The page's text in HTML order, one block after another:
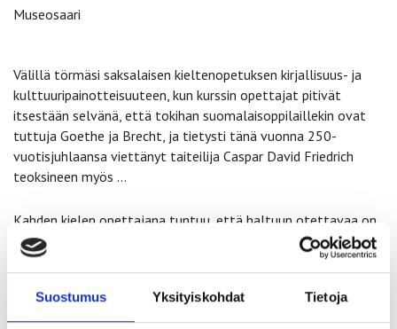
Suostumus Yksityiskohdat Tietoja
Museosaari
Välillä törmäsi saksalaisen kieltenopetuksen kirjallisuus- ja
kulttuuripainotteisuuteen, kun kurssin opettajat pitivät
itsestään selvänä, että tokihan suomalaisoppilaillekin ovat
tuttuja Goethe ja Brecht, ja tietysti tänä vuonna 250-
vuotisjuhlaansa viettänyt taiteilija Caspar David Friedrich
teoksineen myös …
Kahden kielen opettajana tuntuu, että haltuun otettavaa on
yksinkertaisesti liian paljon. Kuinka hyvin tunnen Ruotsin
politiikkaa? Tiedänkö Svenskfinlandin ajankohtaiset
saksankieliset hitit ovat pinnalla? Entä miten se kierrätys nyt
sitten toimiikaan Saksassa, ja mikä onkaan nettipalstojen